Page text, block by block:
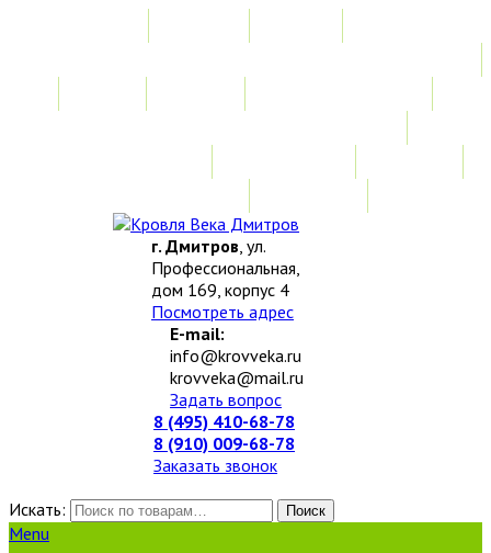
г. Дмитров, ул.
Профессиональная,
дом 169, корпус 4
Посмотреть адрес
E-mail:
info@krovveka.ru
krovveka@mail.ru
Задать вопрос
8 (495) 410-68-78
8 (910) 009-68-78
Заказать звонок
Искать:
Поиск
Menu